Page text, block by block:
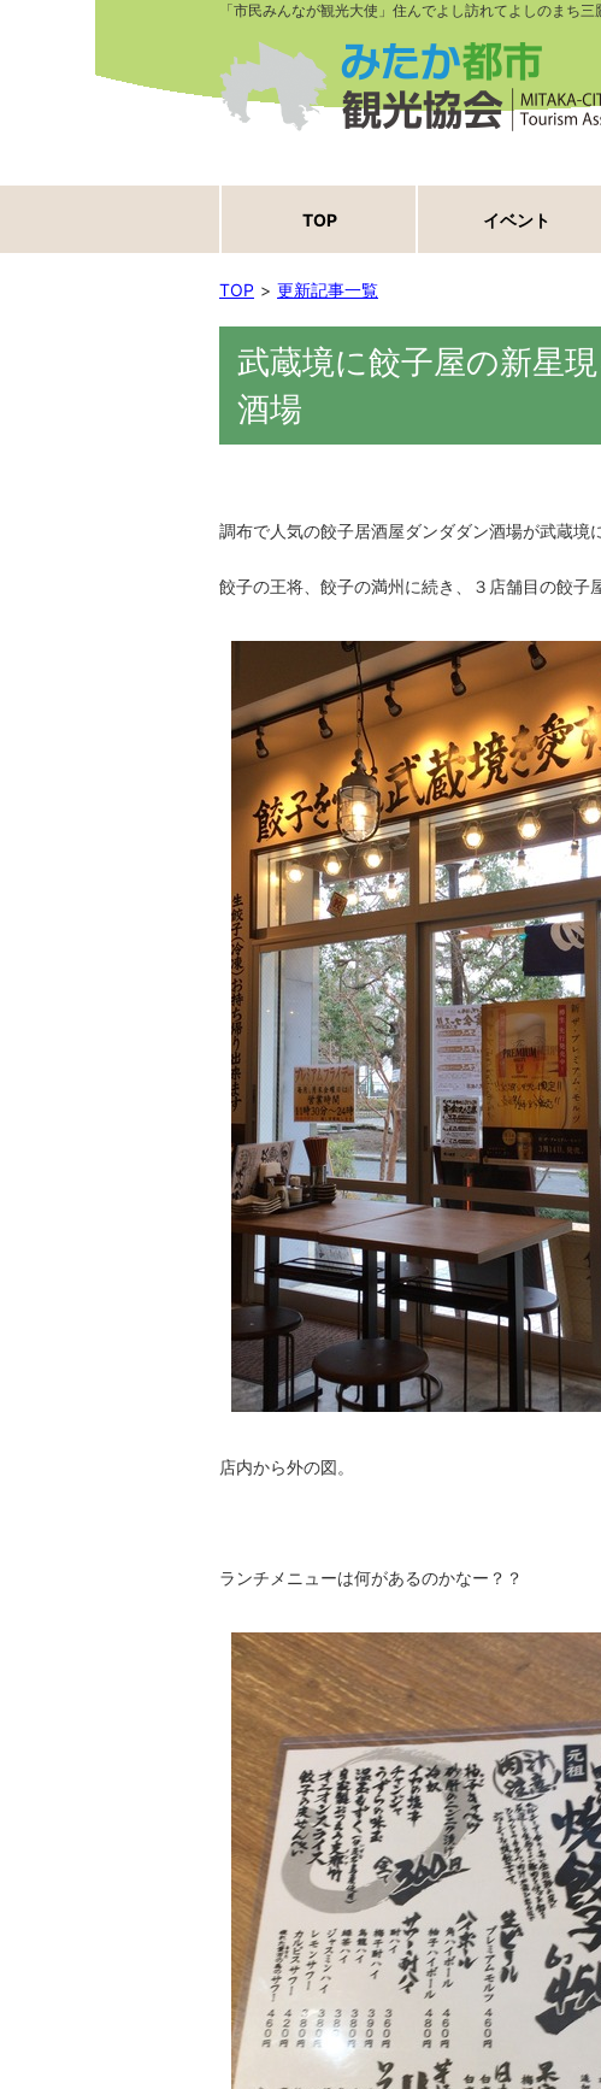
「市民みんなが観光大使」住んでよし訪れてよしのまち三
TOP イベント
TOP 更新記事一覧
武蔵境に餃子屋の新星
酒場
調布で人気の餃子居酒屋ダンダダン酒場が武蔵境
餃子の王将、餃子の満州に続き、３店舗目の餃子
店内から外の図。
ランチメニューは何があるのかなー？？